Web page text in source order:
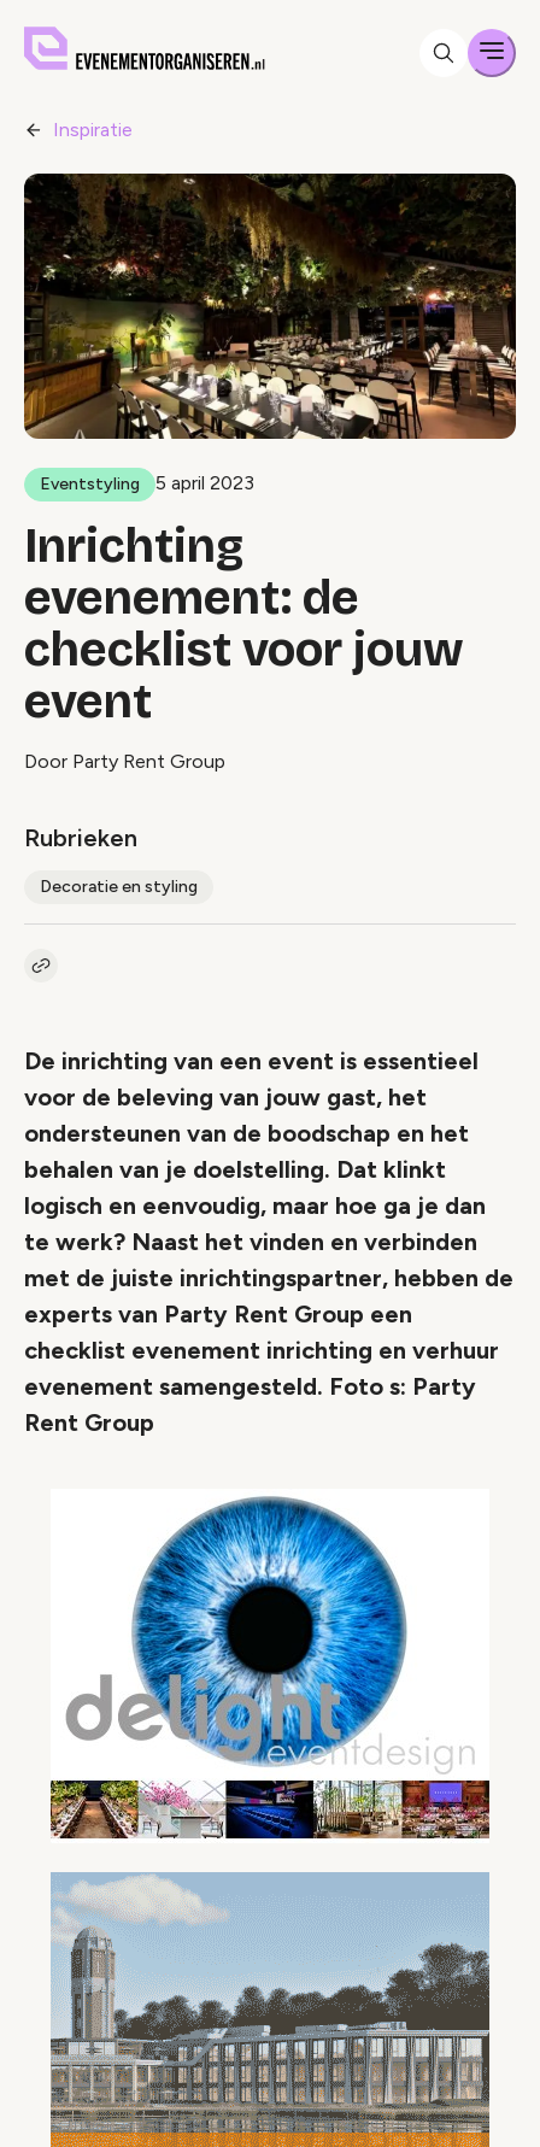
Inspiratie
Eventstyling 5 april 2023
Inrichting
evenement: de
checklist voor jouw
event
Door Party Rent Group
Rubrieken
Decoratie en styling
Kopieer link naar artikel
De inrichting van een event is essentieel
voor de beleving van jouw gast, het
ondersteunen van de boodschap en het
behalen van je doelstelling. Dat klinkt
logisch en eenvoudig, maar hoe ga je dan
te werk? Naast het vinden en verbinden
met de juiste inrichtingspartner, hebben de
experts van Party Rent Group een
checklist evenement inrichting en verhuur
evenement samengesteld. Foto s: Party
Rent Group